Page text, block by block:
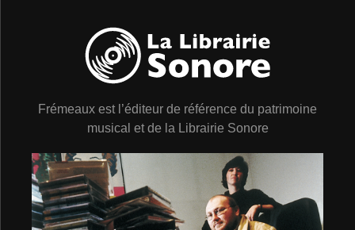
étant Edison et Columbia, Berliner en Allemagne
devient le troisième plus grand producteur de machines
parlantes. C’est à lui que l’on doit l’apparition du disque
en concurrence au cylindre. Cette concurrence s’efforce
1897 et seule la filiale des frères Pathé en France sera
capable de rivaliser avec les trois grands leaders
donc inventé les premières machines qui permettront
d’enregistrer, dupliquer et lire les supports (cylindres,
disques) toutefois l’Europe se contentera de copier ces
procédés sans vraiment révolutionner les techniques de
l’enregistrement.
Frémeaux est l’éditeur de référence du patrimoine
musical et de la Librairie Sonore